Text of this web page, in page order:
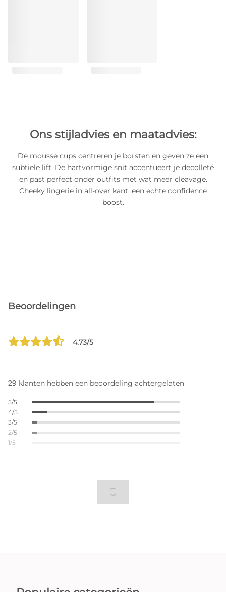
Ons stijladvies en maatadvies:
De mousse cups centreren je borsten en geven ze een
subtiele lift. De hartvormige snit accentueert je decolleté
en past perfect onder outfits met wat meer cleavage.
Cheeky lingerie in all-over kant, een echte confidence
boost.
Beoordelingen
4.73/5
29 klanten hebben een beoordeling achtergelaten
5/5
4/5
3/5
2/5
1/5